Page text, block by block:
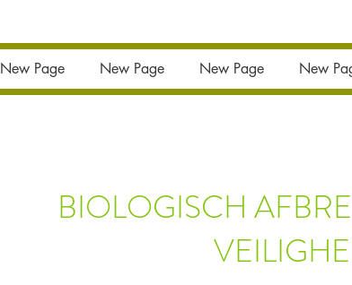
New Page New Page New Page New
BIOLOGISCH